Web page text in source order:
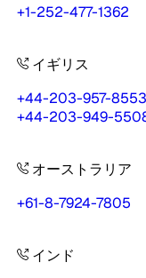
+1-252-477-1362
イギリス
+44-203-957-8553
+44-203-949-
オーストラリア
+61-8-7924-7805
インド